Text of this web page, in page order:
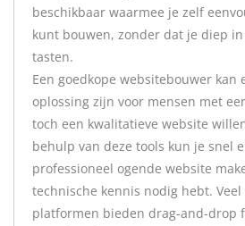
beschikbaar waarmee je zelf
kunt bouwen, zonder dat je diep
tasten.
Een goedkope websitebouwer kan
oplossing zijn voor mensen met
toch een kwalitatieve website
behulp van deze tools kun je snel
professioneel ogende website
technische kennis nodig hebt. Veel
platformen bieden drag-and-drop